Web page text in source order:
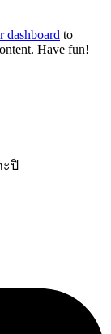
dashboard to
Have fun!
ะปิ